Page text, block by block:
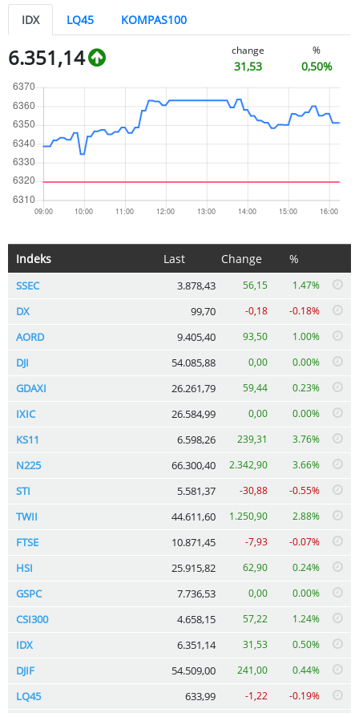
IDX LQ45 KOMPAS100
6.351,14 change
31,53
%
0,50%
Indeks Last Change %
SSEC 3.878,43 56,15 1.47%
DX 99,70 -0,18 -0.18%
AORD 9.405,40 93,50 1.00%
DJI 54.085,88 0,00 0.00%
GDAXI 26.261,79 59,44 0.23%
IXIC 26.584,99 0,00 0.00%
KS11 6.598,26 239,31 3.76%
N225 66.300,40 2.342,90 3.66%
STI 5.581,37 -30,88 -0.55%
TWII 44.611,60 1.250,90 2.88%
FTSE 10.871,45 -7,93 -0.07%
HSI 25.915,82 62,90 0.24%
GSPC 7.736,53 0,00 0.00%
CSI300 4.658,15 57,22 1.24%
IDX 6.351,14 31,53 0.50%
DJIF 54.509,00 241,00 0.44%
LQ45 633,99 -1,22 -0.19%